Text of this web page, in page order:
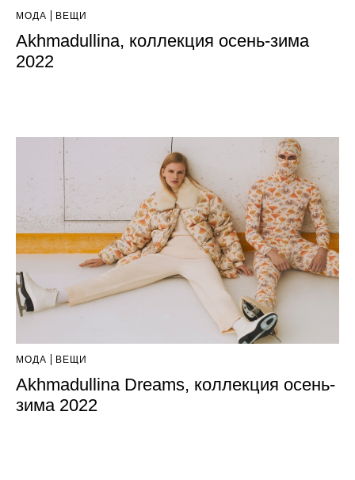
МОДА ВЕЩИ
Akhmadullina, коллекция осень-зима
2022
МОДА ВЕЩИ
Akhmadullina Dreams, коллекция осень-
зима 2022